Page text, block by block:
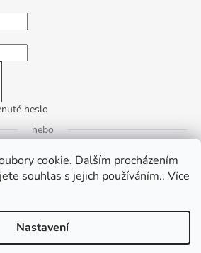
cookie. Dalším procházením
souhlas s jejich používáním.. Více
Nastavení
heslo
nebo
Přihlásit se přes Google